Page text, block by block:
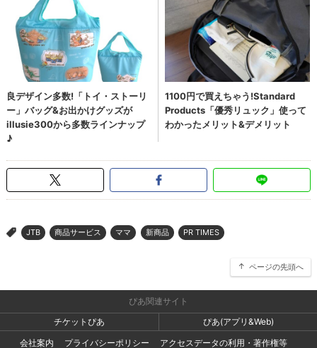
> JTB 商品サービス ママ 新商品 PR TIMES
ページの先頭へ
ぴあ関連サイト
チケットぴあ
ぴあ(アプリ&Web)
会社案内
プライバシーポリシー アクセスデータの利用・著作権等